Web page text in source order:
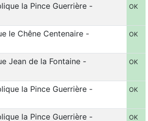
la Pince Guerrière -
OK
le Chêne Centenaire -
OK
Jean de la Fontaine -
OK
la Pince Guerrière -
OK
la Pince Guerrière -
OK